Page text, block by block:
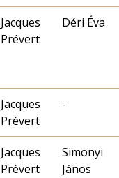
Jacques
Prévert
Déri Éva
Jacques
Prévert
-
Jacques
Prévert
Simonyi
János